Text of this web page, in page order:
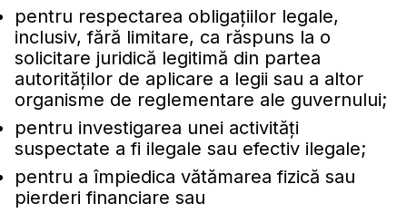
pentru respectarea obligaţiilor legale,
inclusiv, fără limitare, ca răspuns la o
solicitare juridică legitimă din partea
autorităţilor de aplicare a legii sau a altor
organisme de reglementare ale guvernului;
pentru investigarea unei activităţi
suspectate a fi ilegale sau efectiv ilegale;
pentru a împiedica vătămarea fizică sau
pierderi financiare sau